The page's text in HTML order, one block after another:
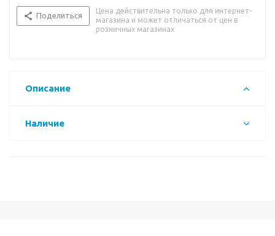
Поделиться
Цена действительна только для интернет-
магазина и может отличаться от цен в
розничных магазинах
Описание
Наличие